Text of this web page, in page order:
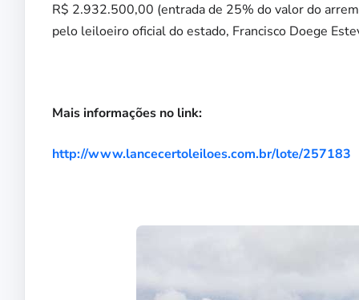
R$ 2.932.500,00 (entrada de 25% do valor do
pelo leiloeiro oficial do estado, Francisco Doege
Mais informações no link:
http://www.lancecertoleiloes.com.br/lote/257183